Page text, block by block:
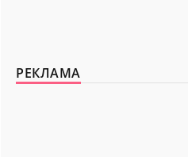
РЕКЛАМА